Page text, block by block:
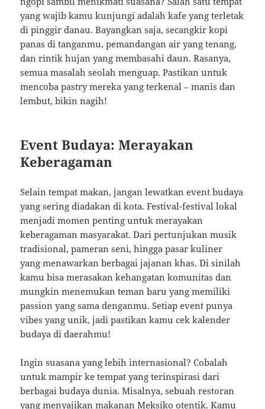
yang wajib kamu kunjungi adalah kafe yang terletak
di pinggir danau. Bayangkan saja, secangkir kopi
panas di tanganmu, pemandangan air yang tenang,
dan rintik hujan yang membasahi daun. Rasanya,
semua masalah seolah menguap. Pastikan untuk
mencoba pastry mereka yang terkenal – manis dan
lembut, bikin nagih!
Event Budaya: Merayakan
Keberagaman
Selain tempat makan, jangan lewatkan event budaya
yang sering diadakan di kota. Festival-festival lokal
menjadi momen penting untuk merayakan
keberagaman masyarakat. Dari pertunjukan musik
tradisional, pameran seni, hingga pasar kuliner
yang menawarkan berbagai jajanan khas. Di sinilah
kamu bisa merasakan kehangatan komunitas dan
mungkin menemukan teman baru yang memiliki
passion yang sama denganmu. Setiap event punya
vibes yang unik, jadi pastikan kamu cek kalender
budaya di daerahmu!
Ingin suasana yang lebih internasional? Cobalah
untuk mampir ke tempat yang terinspirasi dari
berbagai budaya dunia. Misalnya, sebuah restoran
yang menyajikan makanan Meksiko otentik. Kamu